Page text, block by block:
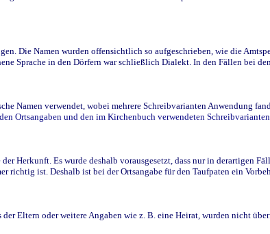
Die Namen wurden offensichtlich so aufgeschrieben, wie die
Sprache in den Dörfern war schließlich Dialekt. In den Fällen bei
Namen verwendet, wobei mehrere Schreibvarianten Anwendung
Ortsangaben und den im Kirchenbuch verwendeten Schreibvarianten.
Herkunft. Es wurde deshalb vorausgesetzt, dass nur in derartigen
richtig ist. Deshalb ist bei der Ortsangabe für den Taufpaten ein
Eltern oder weitere Angaben wie z. B. eine Heirat, wurden nicht